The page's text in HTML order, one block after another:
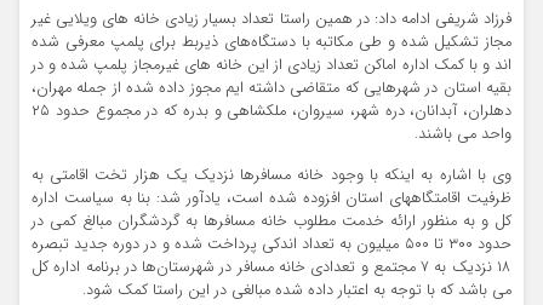
فرزاد شریفی ادامه داد: در همین راستا تعداد بسیار زیادی خانه های ویلایی غیر
مجاز تشکیل شده و طی مکاتبه با دستگاه‌های ذیربط برای پلمپ معرفی شده
اند و با کمک اداره اماکن تعداد زیادی از این خانه های غیرمجاز پلمپ شده و در
بقیه استان در شهرهایی که متقاضی داشته ایم مجوز داده شده از جمله مهران،
دهلران، آبدانان، دره شهر، سیروان، ملکشاهی و بدره که در مجموع حدود ۲۵
واحد می باشند.
وی با اشاره به اینکه با وجود خانه مسافرها نزدیک یک هزار تخت اقامتی به
ظرفیت اقامتگاههای استان افزوده شده است، یادآور شد: بنا به سیاست اداره
کل و به منظور ارائه خدمت مطلوب خانه مسافرها به گردشگران مبالغ کمی در
حدود ۳۰۰ تا ۵۰۰ میلیون به تعداد اندکی پرداخت شده و در دوره جدید تبصره
۱۸ نزدیک به ۷ مجتمع و تعدادی خانه مسافر در شهرستان‌ها در برنامه اداره کل
می باشد که با توجه به اعتبار داده شده مبالغی در این راستا کمک شود.